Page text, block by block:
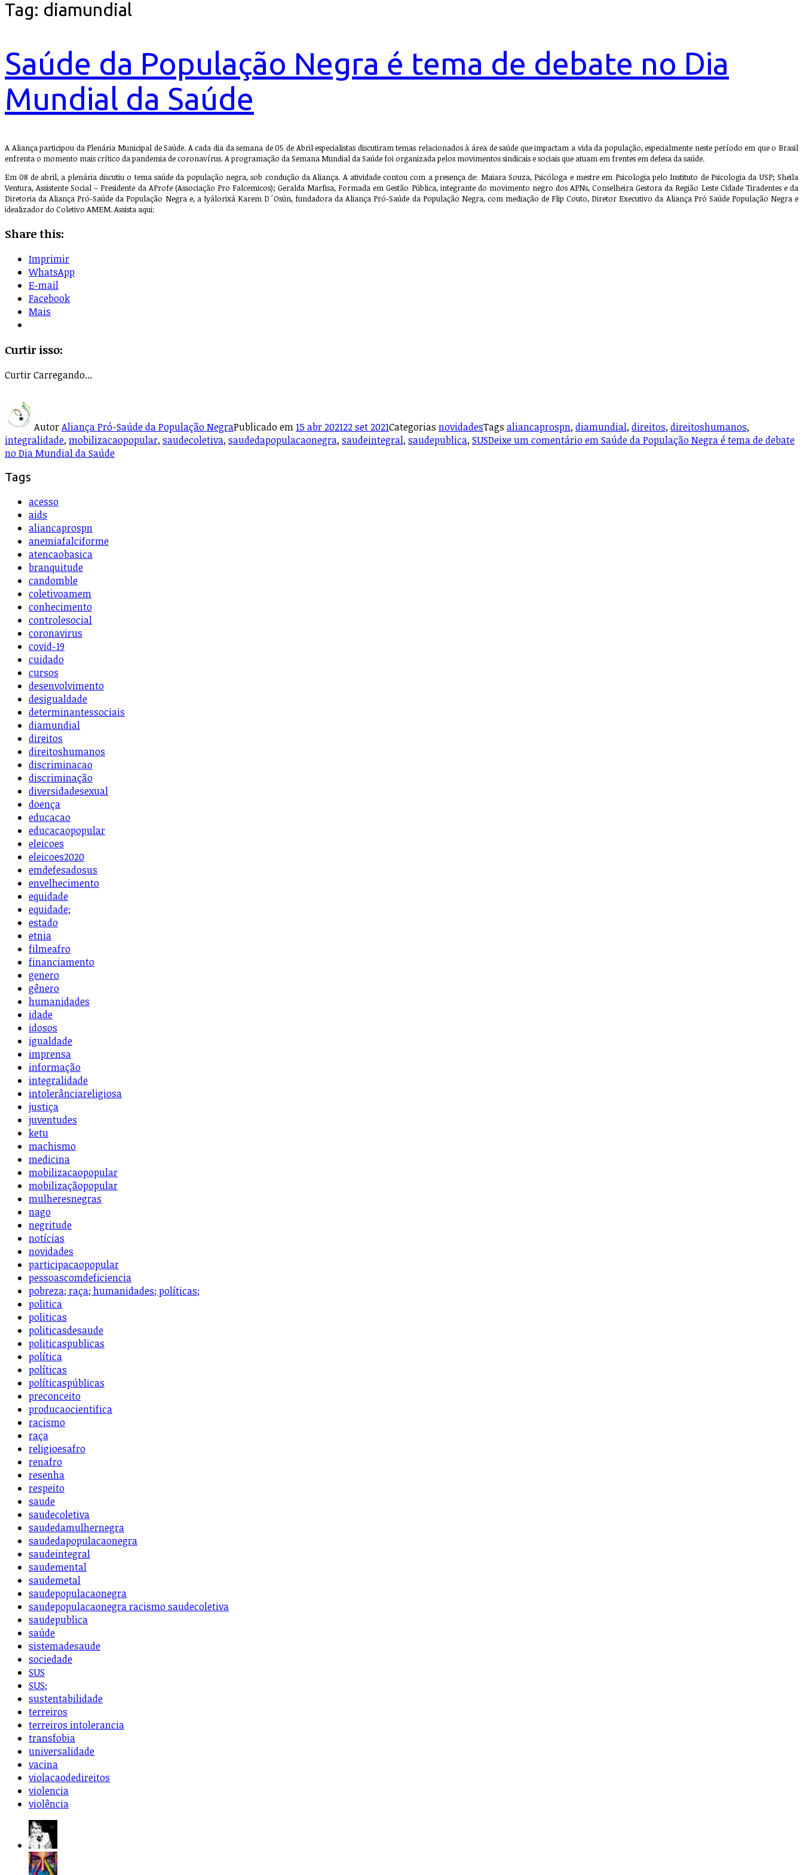
Tag: diamundial
Saúde da População Negra é tema de debate no Dia
Mundial da Saúde
A Aliança participou da Plenária Municipal de Saúde. A cada dia da semana de 05 de Abril especialistas discutiram temas relacionados à área de saúde que impactam a vida da população, especialmente neste período em que o Brasil
enfrenta o momento mais crítico da pandemia de coronavírus. A programação da Semana Mundial da Saúde foi organizada pelos movimentos sindicais e sociais que atuam em frentes em defesa da saúde.
Em 08 de abril, a plenária discutiu o tema saúde da população negra, sob condução da Aliança. A atividade contou com a presença de: Maiara Souza, Psicóloga e mestre em Psicologia pelo Instituto de Psicologia da USP; Sheila
Ventura, Assistente Social – Presidente da AProfe (Associação Pro Falcemicos); Geralda Marfisa, Formada em Gestão Pública, integrante do movimento negro dos APNs, Conselheira Gestora da Região Leste Cidade Tiradentes e da
Diretoria da Aliança Pró-Saúde da População Negra e, a Iyálorixá Karem D´Osún, fundadora da Aliança Pró-Saúde da População Negra, com mediação de Flip Couto, Diretor Executivo da Aliança Pró Saúde População Negra e
idealizador do Coletivo AMEM. Assista aqui:
Share this:
Imprimir
WhatsApp
E-mail
Facebook
Mais
Curtir isso:
CurtirCarregando...
AutorAliança Pró-Saúde da População NegraPublicado em15 abr 202122 set 2021Categorias novidadesTags aliancaprospn, diamundial, direitos, direitoshumanos,
integralidade, mobilizacaopopular, saudecoletiva, saudedapopulacaonegra, saudeintegral, saudepublica, SUSDeixe um comentárioem Saúde da População Negra é tema de debate
no Dia Mundial da Saúde
Tags
acesso
aids
aliancaprospn
anemiafalciforme
atencaobasica
branquitude
candomble
coletivoamem
conhecimento
controlesocial
coronavirus
covid-19
cuidado
cursos
desenvolvimento
desigualdade
determinantessociais
diamundial
direitos
direitoshumanos
discriminacao
discriminação
diversidadesexual
doença
educacao
educacaopopular
eleicoes
eleicoes2020
emdefesadosus
envelhecimento
equidade
equidade;
estado
etnia
filmeafro
financiamento
genero
gênero
humanidades
idade
idosos
igualdade
imprensa
informação
integralidade
intolerânciareligiosa
justiça
juventudes
ketu
machismo
medicina
mobilizacaopopular
mobilizaçãopopular
mulheresnegras
nago
negritude
notícias
novidades
participacaopopular
pessoascomdeficiencia
pobreza; raça; humanidades; políticas;
politica
politicas
politicasdesaude
politicaspublicas
política
políticas
políticaspúblicas
preconceito
producaocientifica
racismo
raça
religioesafro
renafro
resenha
respeito
saude
saudecoletiva
saudedamulhernegra
saudedapopulacaonegra
saudeintegral
saudemental
saudemetal
saudepopulacaonegra
saudepopulacaonegra racismo saudecoletiva
saudepublica
saúde
sistemadesaude
sociedade
SUS
SUS;
sustentabilidade
terreiros
terreiros intolerancia
transfobia
universalidade
vacina
violacaodedireitos
violencia
violência